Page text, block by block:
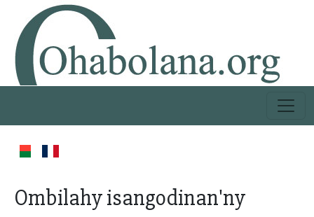
Ombilahy isangodinan'ny